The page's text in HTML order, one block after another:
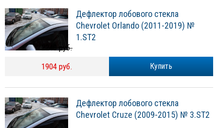
Дефлектор лобового стекла
Chevrolet Orlando (2011-2019) №
1.ST2
Купить
2240 руб.
1904 руб.
Дефлектор лобового стекла
Chevrolet Cruze (2009-2015) № 3.ST2